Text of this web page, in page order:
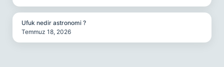
Ufuk nedir astronomi ?
Temmuz 18, 2026